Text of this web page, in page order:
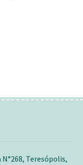
Teresópolis,